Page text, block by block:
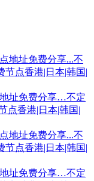
地址免费分享…不定
点香港|日本|韩国|
地址免费分享…不定